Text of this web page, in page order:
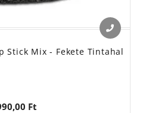
Stick Mix - Fekete Tintahal
Ft